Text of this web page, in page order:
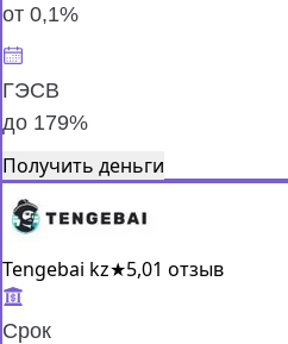
от 0,1%
ГЭСВ
до 179%
Получить деньги
Tengebai kz★5,01 отзыв
Срок